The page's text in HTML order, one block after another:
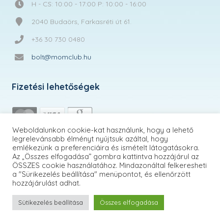
H - CS: 10:00 - 17:00 P: 10:00 - 16:00
2040 Budaörs, Farkasréti út 61.
+36 30 730 0480
bolt@momclub.hu
Fizetési lehetőségek
MomClub.hu | © 2026 Minden jog fenntartva!
Weboldalunkon cookie-kat használunk, hogy a lehető
legrelevánsabb élményt nyújtsuk azáltal, hogy
emlékezünk a preferenciáira és ismételt látogatásokra.
Az „Összes elfogadása” gombra kattintva hozzájárul az
ÖSSZES cookie használatához. Mindazonáltal felkeresheti
a "Sürikezelés beállítása" menüpontot, és ellenőrzött
hozzájárulást adhat.
Sütikezelés beállítása Összes elfogadása